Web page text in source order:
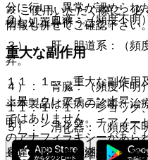
２）． 血液：（頻度不明
３）． 肝・胆道系：（頻
昇。
４）． 腎臓：（頻度不明
上昇・クレアチニン上昇。
５）． 消化器：（頻度不
６）． 精神神経系：（頻
分に行い、異常が認められ
切な処置を行うこと。
重大な副作用
１１．１． 重大な副作用
１１．１．１． ショック
明）：ショック、チアノー
のアナフィラキシーがあら
身違和感、皮膚潮紅、腹痛
※ ご使用いただく際に、必
情報も併せてご確認下さい。
※本製品は疾病の診断・治
ではありません。